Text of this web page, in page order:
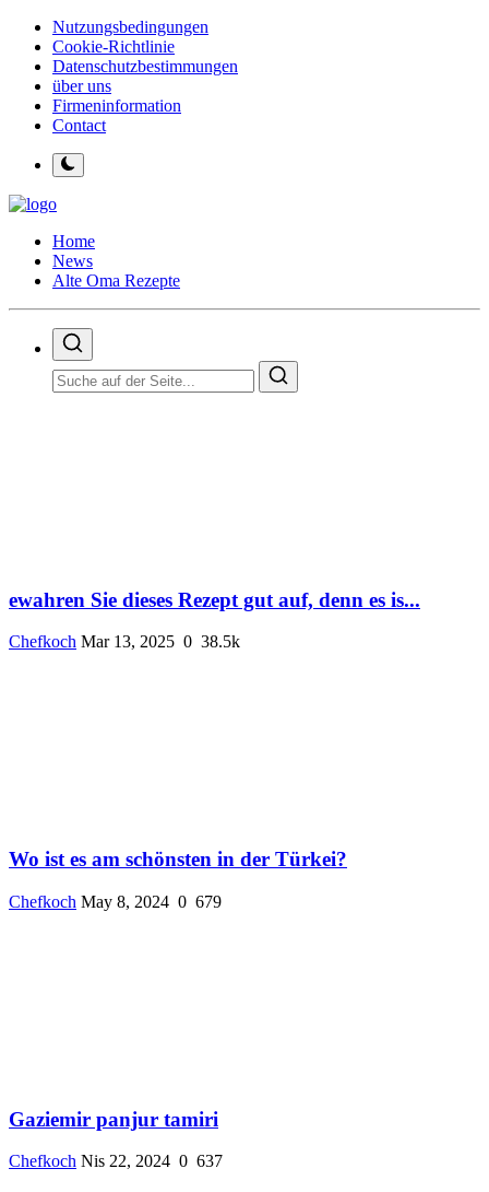
Nutzungsbedingungen
Cookie-Richtlinie
Datenschutzbestimmungen
über uns
Firmeninformation
Contact
Home
News
Alte Oma Rezepte
ewahren Sie dieses Rezept gut auf, denn es is...
Chefkoch Mar 13, 2025 0 38.5k
Wo ist es am schönsten in der Türkei?
Chefkoch May 8, 2024 0 679
Gaziemir panjur tamiri
Chefkoch Nis 22, 2024 0 637